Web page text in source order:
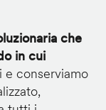
che
in cui
e conserviamo